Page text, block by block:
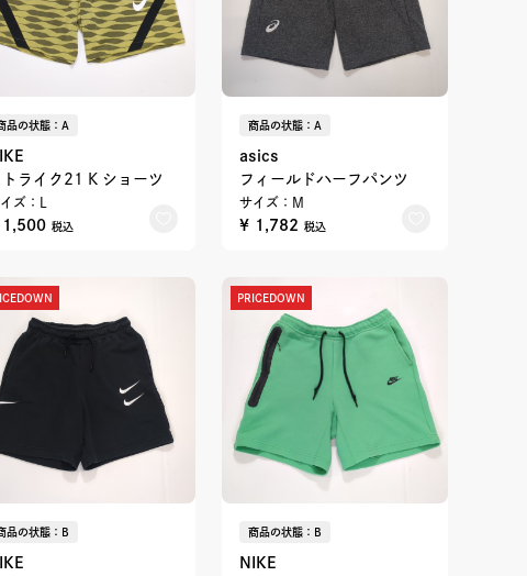
品の状態：A
トライク21 K ショーツ
ズ：L
税込
商品の状態：A
asics
フィールドハーフパンツ
サイズ：M
¥ 1,782 税込
品の状態：B
PRICEDOWN
商品の状態：B
NIKE